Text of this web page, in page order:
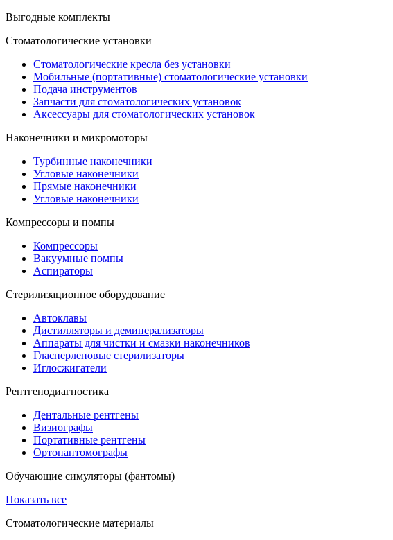
Выгодные комплекты
Стоматологические установки
Стоматологические кресла без установки
Мобильные (портативные) стоматологические установки
Подача инструментов
Запчасти для стоматологических установок
Аксессуары для стоматологических установок
Наконечники и микромоторы
Турбинные наконечники
Угловые наконечники
Прямые наконечники
Угловые наконечники
Компрессоры и помпы
Компрессоры
Вакуумные помпы
Аспираторы
Стерилизационное оборудование
Автоклавы
Дистилляторы и деминерализаторы
Аппараты для чистки и смазки наконечников
Гласперленовые стерилизаторы
Иглосжигатели
Рентгенодиагностика
Дентальные рентгены
Визиографы
Портативные рентгены
Ортопантомографы
Обучающие симуляторы (фантомы)
Показать все
Стоматологические материалы